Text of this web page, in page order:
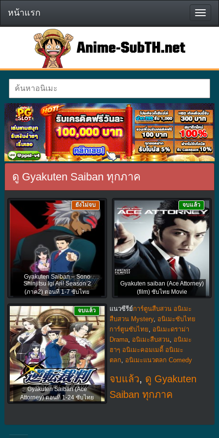
หน้า
แรก
หน้าแรก
ดู Gyakuten Saiban ทุกภาค
Gyakuten Saiban – Sono
Shinjitsu Igi Ari! Season 2
(ภาค2) ตอนที่ 1-7 ซับไทย
ยังไม่จบ
Gyakuten saiban (Ace Attorney)
(film) ซับไทย Movie
จบแล้ว
Gyakuten Saiban (Ace
Attorney) ตอนที่ 1-24 ซับไทย
จบแล้ว แนวซีรีย์การ์ตูนสืบสวน อนิเมะ
สืบสวน Mystery, อนิเมะซับไทย
การ์ตูนซับไทย
อนิเมะดราม่า
Drama, อนิเมะสืบสวน, อนิเมะ
ฮาๆ อนิเมะคอมเมดี้ อนิเมะ
ตลก
อนิเมะแนวตลก Comedy
จบแล้ว, ดู Gyakuten
Saiban ทุกภาค